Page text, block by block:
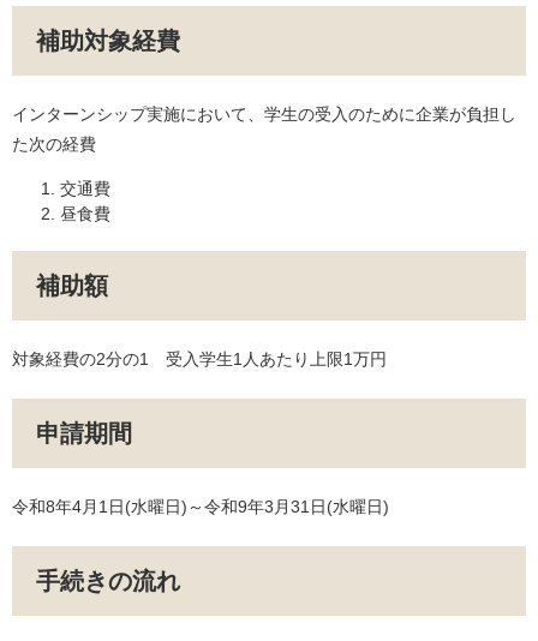
補助対象経費
インターンシップ実施において、学生の受入のために企業が負担し
た次の経費
交通費
昼食費
補助額
対象経費の2分の1 受入学生1人あたり上限1万円
申請期間
令和8年4月1日(水曜日)～令和9年3月31日(水曜日)
手続きの流れ